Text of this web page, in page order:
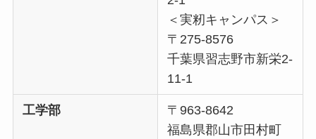
＜実籾キャンパス＞
〒275-8576
千葉県習志野市新栄2-
11-1
工学部
〒963-8642
福島県郡山市田村町